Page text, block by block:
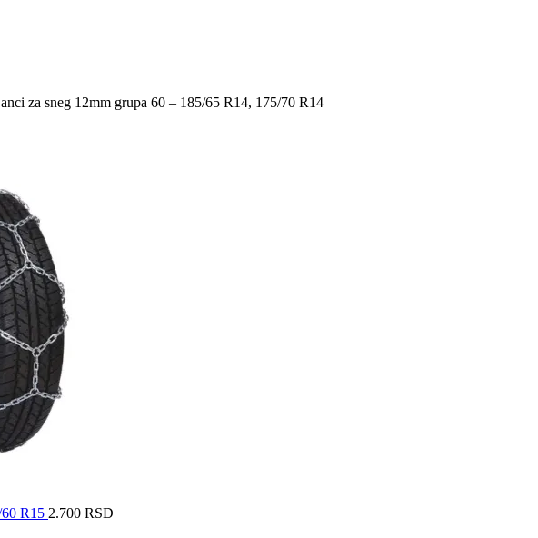
za sneg 12mm grupa 60 – 185/65 R14, 175/70 R14
R15 2.700 RSD